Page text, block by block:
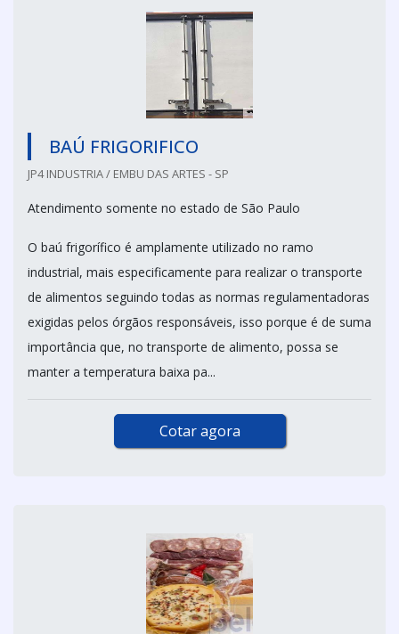
BAÚ FRIGORIFICO
JP4 INDUSTRIA / EMBU DAS ARTES - SP
Atendimento somente no estado de São Paulo
O baú frigorífico é amplamente utilizado no ramo
industrial, mais especificamente para realizar o transporte
de alimentos seguindo todas as normas regulamentadoras
exigidas pelos órgãos responsáveis, isso porque é de suma
importância que, no transporte de alimento, possa se
manter a temperatura baixa pa...
Cotar agora